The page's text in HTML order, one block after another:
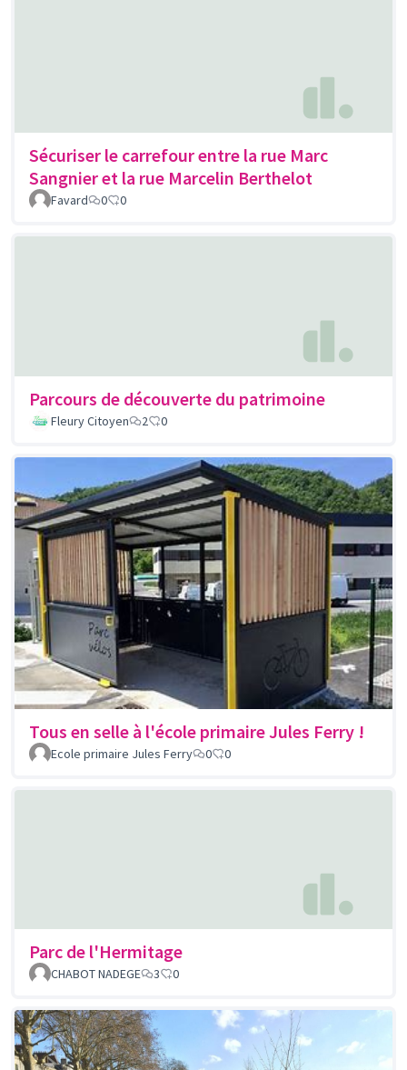
Sécuriser le carrefour entre la rue Marc
Sangnier et la rue Marcelin Berthelot
Favard 0 0
Parcours de découverte du patrimoine
Fleury Citoyen 2 0
Tous en selle à l'école primaire Jules Ferry !
Ecole primaire Jules Ferry 0 0
Parc de l'Hermitage
CHABOT NADEGE 3 0